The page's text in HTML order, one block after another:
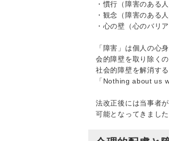
・慣行（障害のある
・観念（障害のある
・心の壁（心のバリア
「障害」は個人の心
会的障壁を取り除く
社会的障壁を解消す
「Nothing about us
法改正後には当事者
可能となってきました